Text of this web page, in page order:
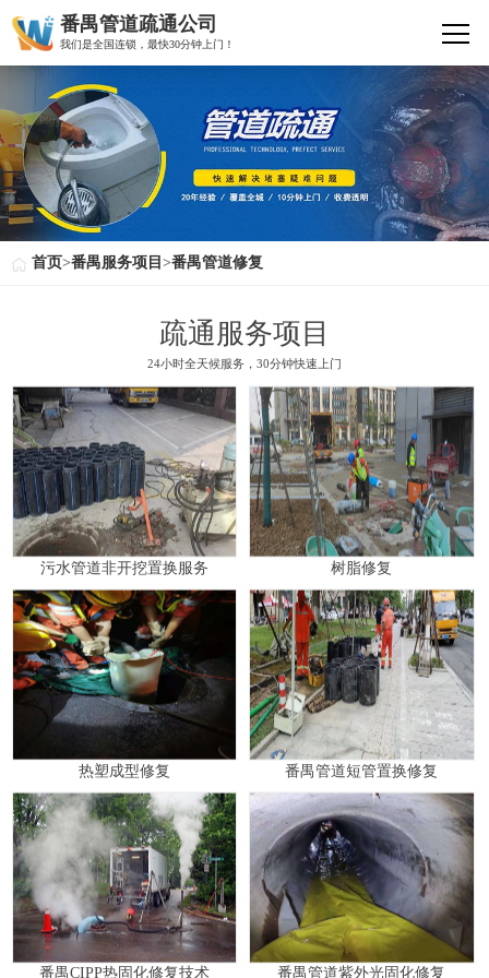
番禺管道疏通公司
我们是全国连锁，最快30分钟上门！
首页>番禺服务项目 >番禺管道修复
疏通服务项目
24小时全天候服务，30分钟快速上门
污水管道非开挖置换服务 树脂修复
热塑成型修复 番禺管道短管置换修复
番禺CIPP热固化修复技术 番禺管道紫外光固化修复